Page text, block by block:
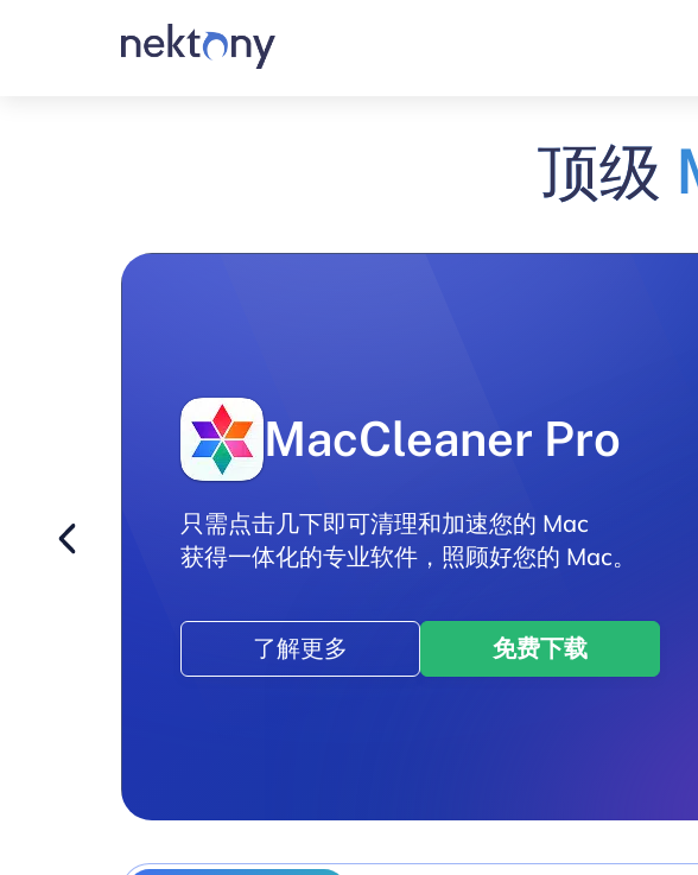
顶级
MacCleaner Pro
只需点击几下即可清理和加速您的 Mac
获得一体化的专业软件，照顾好您的 Mac。
了解更多 免费下载
App Cleaner &
了解更多 免费下载
Duplicate File Finder
了解更多 免费下载
Disk Space Analyzer
了解更多 免费下载
FireWally
了解更多 免费下载